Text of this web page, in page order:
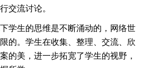
交流讨论。
生的思维是不断涌动的，网络世
的。学生在收集、整理、交流、欣
的美，进一步拓宽了学生的视野，